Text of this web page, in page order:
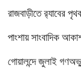
রাজবাড়ীতে র‌্যাবের
পাংশায় সাংবাদিক
গোয়ালন্দে জুলাই